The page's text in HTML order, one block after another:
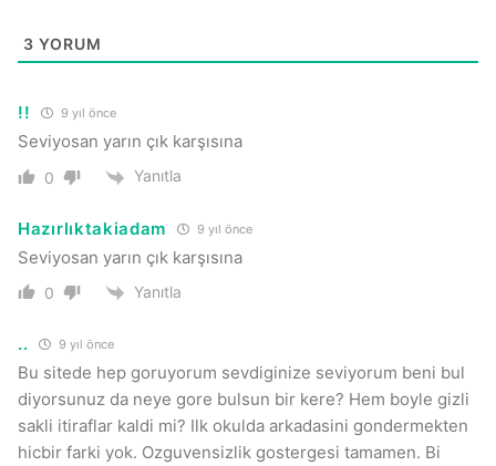
3 YORUM
!! 9 yıl önce
Seviyosan yarın çık karşısına
0 Yanıtla
Hazırlıktakiadam 9 yıl önce
Seviyosan yarın çık karşısına
0 Yanıtla
.. 9 yıl önce
Bu sitede hep goruyorum sevdiginize seviyorum beni bul
diyorsunuz da neye gore bulsun bir kere? Hem boyle gizli
sakli itiraflar kaldi mi? Ilk okulda arkadasini gondermekten
hicbir farki yok. Ozguvensizlik gostergesi tamamen. Bi